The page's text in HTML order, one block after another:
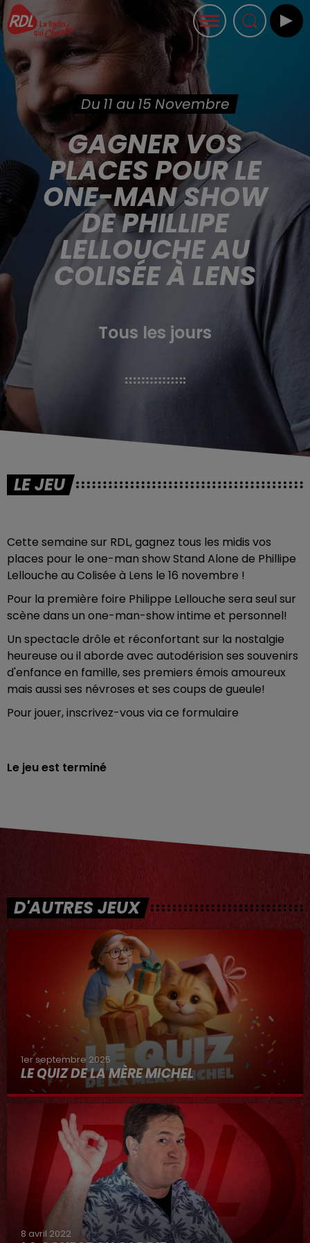
Du 11 au 15 Novembre
GAGNER VOS
PLACES POUR LE
ONE-MAN SHOW
DE PHILLIPE
LELLOUCHE AU
COLISÉE À LENS
Tous les jours
LE JEU
Cette semaine sur RDL, gagnez tous les midis vos
places pour le one-man show Stand Alone de Phillipe
Lellouche au Colisée à Lens le 16 novembre !
Pour la première foire Philippe Lellouche sera seul sur
scène dans un one-man-show intime et personnel!
Un spectacle drôle et réconfortant sur la nostalgie
heureuse ou il aborde avec autodérision ses souvenirs
d'enfance en famille, ses premiers émois amoureux
mais aussi ses névroses et ses coups de gueule!
Pour jouer, inscrivez-vous via ce formulaire
Le jeu est terminé
D'AUTRES JEUX
1er septembre 2025
LE QUIZ DE LA MÈRE MICHEL
8 avril 2022